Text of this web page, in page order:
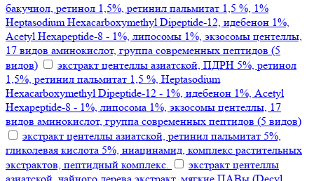
бакучиол, ретинол 1,5%, ретинил пальмитат 1,5 %, 1%
Heptasodium Hexacarboxymethyl Dipeptide-12, идебенон 1%,
Acetyl Hexapeptide-8 - 1%, липосомы 1%, экзосомы центеллы,
17 видов аминокислот, группа современных пептидов (5
видов)
экстракт центеллы азиатской, ПДРН 5%, ретинол
1,5%, ретинил пальмитат 1,5 %, Heptasodium
Hexacarboxymethyl Dipeptide-12 - 1%, идебенон 1%, Acetyl
Hexapeptide-8 - 1%, липосома 1%, экзосомы центеллы, 17
видов аминокислот, группа современных пептидов (5 видов)
экстракт центеллы азиатской, ретинил пальмитат 5%,
гликолевая кислота 5%, ниацинамид, комплекс растительных
экстрактов, пептидный комплекс.
экстракт центеллы
азиатской, чайного дерева экстракт, мягкие ПАВы (Decyl